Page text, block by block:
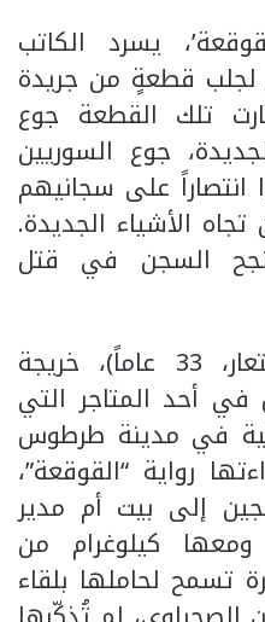
يسرد الكاتب
لجلب قطعةٍ من جريدة
تلك القطعة جوع
جوع السوريين
انتصاراً على سجانيهم
الأشياء الجديدة.
السجن في قتل
روز سليمان (اسم مستعار، 33 عاماً)، خريجة
أحد المتاجر التي
في مدينة طرطوس
رواية “القوقعة”،
إلى بيت أم مدير
كيلوغرام من
تسمح لحاملها بلقاء